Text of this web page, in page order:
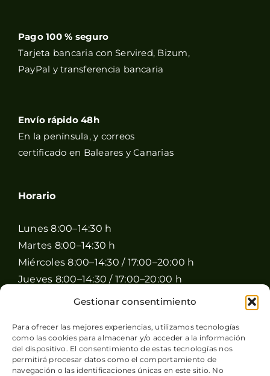
Gestionar consentimiento
Para ofrecer las mejores experiencias, utilizamos tecnologías
como las cookies para almacenar y/o acceder a la información
del dispositivo. El consentimiento de estas tecnologías nos
permitirá procesar datos como el comportamiento de
navegación o las identificaciones únicas en este sitio. No
Pago 100 % seguro
Tarjeta bancaria con Servired, Bizum,
PayPal y transferencia bancaria
Envío rápido 48h
En la península, y correos
certificado en Baleares y Canarias
Horario
Lunes 8:00–14:30 h
Martes 8:00–14:30 h
Miércoles 8:00–14:30 / 17:00–20:00 h
Jueves 8:00–14:30 / 17:00–20:00 h
Viernes 8:00–14:30 / 17:00–20:00 h
Domingo Cerrado